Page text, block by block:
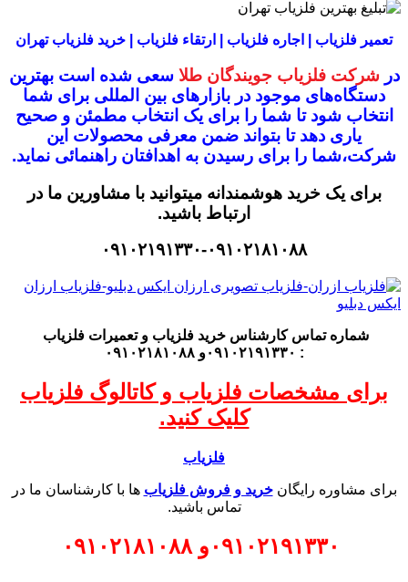
تعمیر فلزیاب | اجاره فلزیاب | ارتقاء فلزیاب | خرید فلزیاب تهران
در شرکت فلزیاب جویندگان طلا سعی شده است بهترین
دستگاه‌های موجود در بازار‌های بین المللی برای شما
انتخاب شودتا شما را برای یک انتخاب مطمئن و صحیح
یاری دهد تا بتواند ضمن معرفی محصولات این
شرکت،شما را برای رسیدن به اهدافتان راهنمائی نماید.
برای یک خرید هوشمندانه میتوانید با مشاورین ما در
ارتباط باشید.
۰۹۱۰۲۱۹۱۳۳۰-۰۹۱۰۲۱۸۱۰۸۸
شماره تماس کارشناس خرید فلزیاب و تعمیرات فلزیاب
: ۰۹۱۰۲۱۹۱۳۳۰و ۰۹۱۰۲۱۸۱۰۸۸
برای مشخصات فلزیاب و کاتالوگ فلزیاب
کلیک کنید.
فلزیاب
برای مشاوره رایگانخرید و فروش فلزیاب ها با کارشناسان ما در
تماس باشید.
۰۹۱۰۲۱۹۱۳۳۰ و ۰۹۱۰۲۱۸۱۰۸۸